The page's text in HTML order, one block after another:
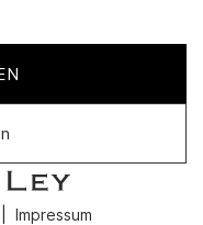
Impressum